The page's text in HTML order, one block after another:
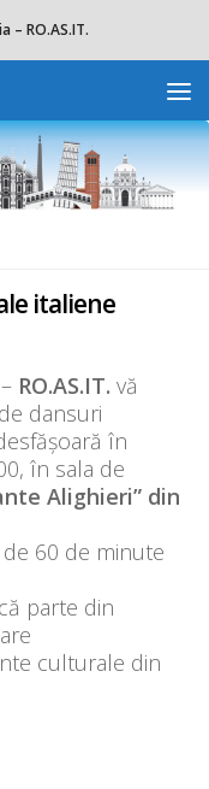
italiene
RO.AS.IT. vă
dansuri
în
în sala de
Alighieri” din
60 de minute
parte din
culturale din
– RO.AS.IT.